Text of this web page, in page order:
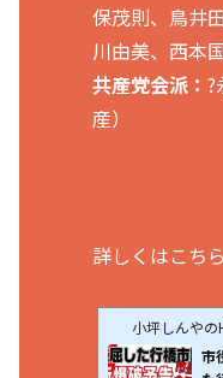
保茂則、鳥井
川由美、西本
共産党会派： ?
産）
詳しくはこちら
小坪しんや
市